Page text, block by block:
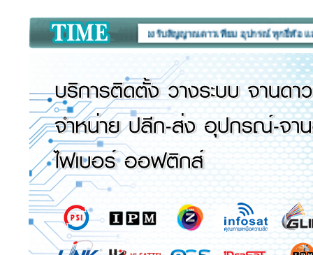
งวงจรปิด CCTV : เครื่องรับสัญญาณดาวเทียม อุปกรณ์ ทุกยี่ห้อ และบริการ